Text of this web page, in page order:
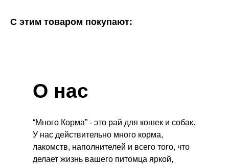
С этим товаром покупают:
“Много Корма” - это рай для кошек и собак.
У нас действительно много корма,
лакомств, наполнителей и всего того, что
делает жизнь вашего питомца яркой,
О нас